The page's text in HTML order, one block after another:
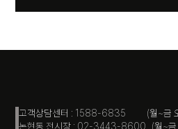
고객상담센터 : 1588-6835 (월~금
논현동 전시장 : 02-3443-8600 (월~